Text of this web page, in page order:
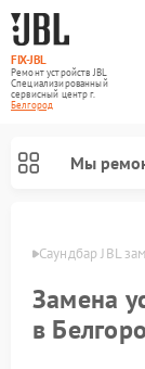
FIX-JBL
Ремонт устройств JBL
Специализированный
cервисный центр г.
Белгород
Мы
Саундбар JBL
Замена
в